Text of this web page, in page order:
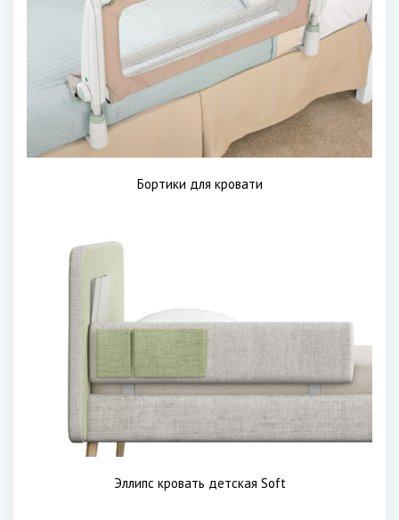
Бортики для кровати
Эллипс кровать детская Soft